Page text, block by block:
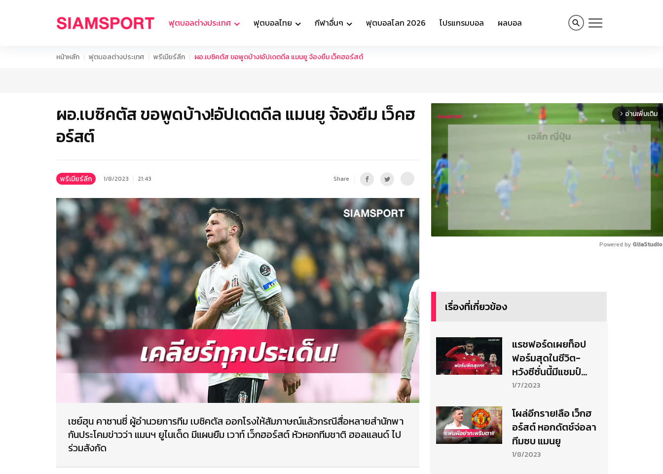
ฟุตบอลต่างประเทศ ฟุตบอลไทย กีฬาอื่นๆ ฟุตบอลโลก 2026 โปรแกรมบอล ผลบอล
หน้าหลัก ฟุตบอลต่างประเทศ พรีเมียร์ลีก ผอ.เบซิคตัส ขอพูดบ้าง!อัปเดตดีล แมนยู จ้องยืม เว็คฮอร์สต์
ผอ.เบซิคตัส ขอพูดบ้าง!อัปเดตดีล แมนยู จ้องยืม เว็คฮ
อร์สต์
พรีเมียร์ลีก 1/8/2023 21:43 Share
เซย์ฮุน คาซานซี่ ผู้อำนวยการทีม เบซิคตัส ออกโรงให้สัมภาษณ์แล้วกรณีสื่อหลายสำนักพา
กันประโคมข่าวว่า แมนฯ ยูไนเต็ด มีแผนยืม เวาท์ เว็กฮอร์สต์ หัวหอกทีมชาติ ฮอลแลนด์ ไป
ร่วมสังกัด
arrow_forward_ios อ่านเพิ่มเติม
Powered by
เรื่องที่เกี่ยวข้อง
แรชฟอร์ดเผยท็อป
ฟอร์มสุดในชีวิต-
หวังซีซั่นนี้มีแชมป์
ติดมือ
1/7/2023
โผล่อีกราย!ลือ เว็กฮ
อร์สต์ หอกดัตช์จ่อลา
ทีมซบ แมนยู
1/8/2023